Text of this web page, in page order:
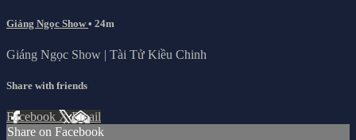
Giáng Ngọc Show• 24m
Giáng Ngọc Show | Tài Tử Kiều Chinh
Share with friends
Facebook XEmail
Share on Facebook